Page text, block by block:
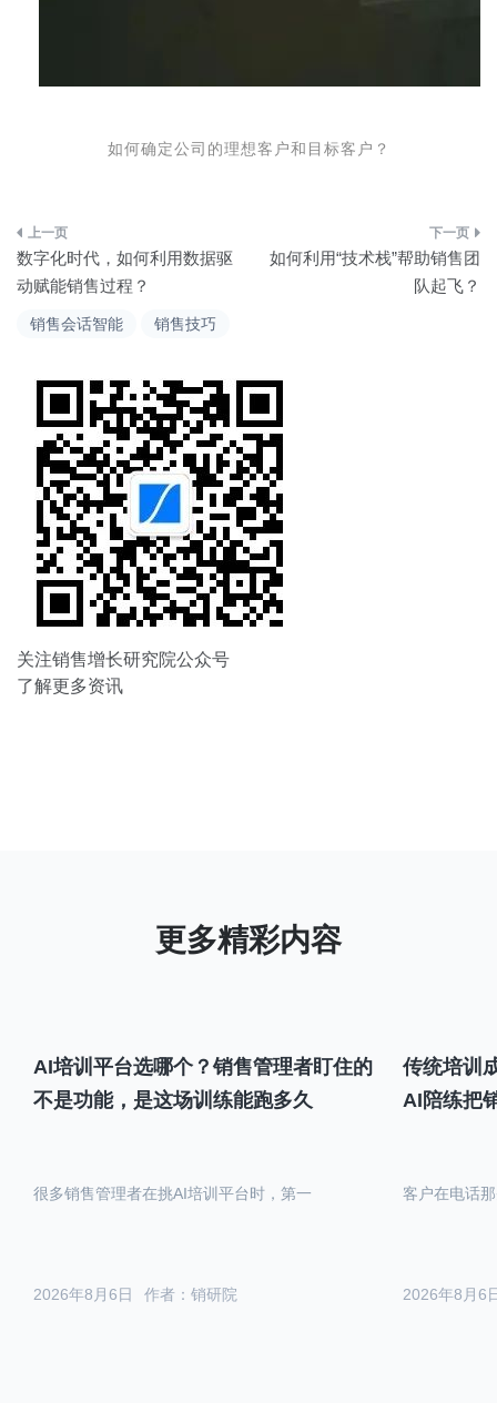
销售会话智能 销售技巧
如何确 定公司 的理想客 户和 目 标客 户 ？
文
章
导
数字化时代，如何利用数据驱
动赋能销售过程？
如何利用“技术栈”帮助销售团
队起飞？
关注销售增长研究院公众号
了解更多资讯
AI培训平台选哪个？销售管理者盯住的
不是功能，是这场训练能跑多久
作者：销研院
2026年8月6日
很多销售管理者在挑AI培训平台时，第一
传统培训
AI陪练把
2026年8月6
客户在电话